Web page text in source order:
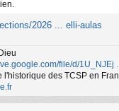
2026 ... elli-aulas
file/d/1U_NJEj
l'historique des TCSP en